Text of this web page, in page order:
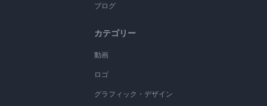
ブログ
カテゴリー
動画
ロゴ
グラフィック・デザイン